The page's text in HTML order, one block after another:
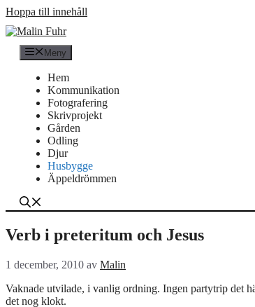
Hoppa till innehåll
Meny
Hem
Kommunikation
Fotografering
Skrivprojekt
Gården
Odling
Djur
Husbygge
Äppeldrömmen
Verb i preteritum och Jesus
1 december, 2010 av Malin
Vaknade utvilade, i vanlig ordning. Ingen partytrip det
det nog klokt.